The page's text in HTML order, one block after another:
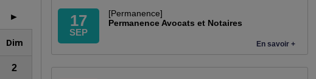
►
Dim
2
17
SEP
[Permanence]
Permanence Avocats et Notaires
En savoir +